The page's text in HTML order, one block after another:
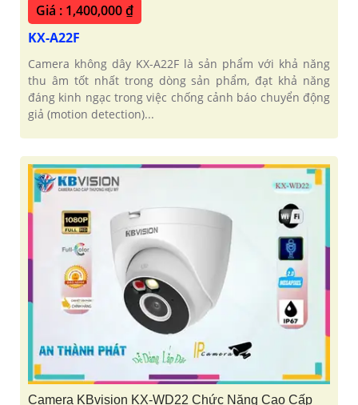
Giá : 1,400,000 ₫
KX-A22F
Camera không dây KX-A22F là sản phẩm với khả năng
thu âm tốt nhất trong dòng sản phẩm, đạt khả năng
đáng kinh ngạc trong việc chống cảnh báo chuyển động
giả (motion detection)...
Camera KBvision KX-WD22 Chức Năng Cao Cấp